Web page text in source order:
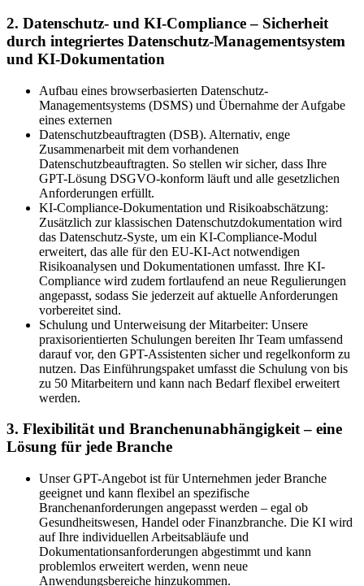
2. Datenschutz- und KI-Compliance – Sicherheit
durch integriertes Datenschutz-Managementsystem
und KI-Dokumentation
Aufbau eines browserbasierten Datenschutz-
Managementsystems (DSMS) und Übernahme der Aufgabe
eines externen
Datenschutzbeauftragten (DSB). Alternativ, enge
Zusammenarbeit mit dem vorhandenen
Datenschutzbeauftragten. So stellen wir sicher, dass Ihre
GPT-Lösung DSGVO-konform läuft und alle gesetzlichen
Anforderungen erfüllt.
KI-Compliance-Dokumentation und Risikoabschätzung:
Zusätzlich zur klassischen Datenschutzdokumentation wird
das Datenschutz-Syste, um ein KI-Compliance-Modul
erweitert, das alle für den EU-KI-Act notwendigen
Risikoanalysen und Dokumentationen umfasst. Ihre KI-
Compliance wird zudem fortlaufend an neue Regulierungen
angepasst, sodass Sie jederzeit auf aktuelle Anforderungen
vorbereitet sind.
Schulung und Unterweisung der Mitarbeiter: Unsere
praxisorientierten Schulungen bereiten Ihr Team umfassend
darauf vor, den GPT-Assistenten sicher und regelkonform zu
nutzen. Das Einführungspaket umfasst die Schulung von bis
zu 50 Mitarbeitern und kann nach Bedarf flexibel erweitert
werden.
3. Flexibilität und Branchenunabhängigkeit – eine
Lösung für jede Branche
Unser GPT-Angebot ist für Unternehmen jeder Branche
geeignet und kann flexibel an spezifische
Branchenanforderungen angepasst werden – egal ob
Gesundheitswesen, Handel oder Finanzbranche. Die KI wird
auf Ihre individuellen Arbeitsabläufe und
Dokumentationsanforderungen abgestimmt und kann
problemlos erweitert werden, wenn neue
Anwendungsbereiche hinzukommen.